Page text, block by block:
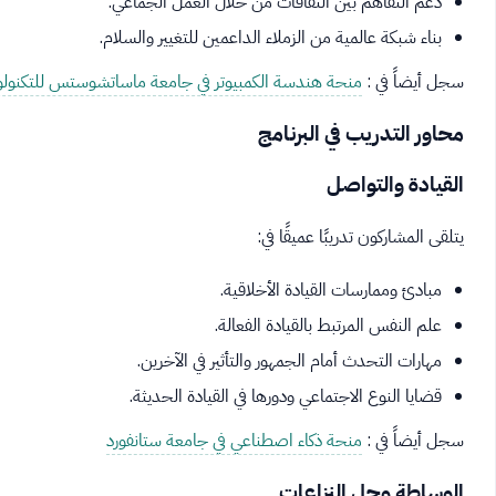
بناء شبكة عالمية من الزملاء الداعمين للتغيير والسلام.
سجل أيضاً في : منحة هندسة الكمبيوتر في جامعة ماساتشوستس
محاور التدريب في البرنامج
القيادة والتواصل
يتلقى المشاركون تدريبًا عميقًا في:
مبادئ وممارسات القيادة الأخلاقية.
علم النفس المرتبط بالقيادة الفعالة.
مهارات التحدث أمام الجمهور والتأثير في الآخرين.
قضايا النوع الاجتماعي ودورها في القيادة الحديثة.
سجل أيضاً في : منحة ذكاء اصطناعي في جامعة ستانفورد